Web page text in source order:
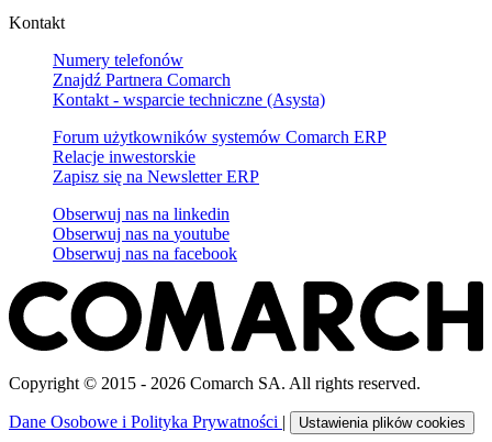
Kontakt
Numery telefonów
Znajdź Partnera Comarch
Kontakt - wsparcie techniczne (Asysta)
Forum użytkowników systemów Comarch ERP
Relacje inwestorskie
Zapisz się na Newsletter ERP
Obserwuj nas na linkedin
Obserwuj nas na youtube
Obserwuj nas na facebook
Copyright © 2015 - 2026 Comarch SA. All rights reserved.
Dane Osobowe i Polityka Prywatności | Ustawienia plików cookies